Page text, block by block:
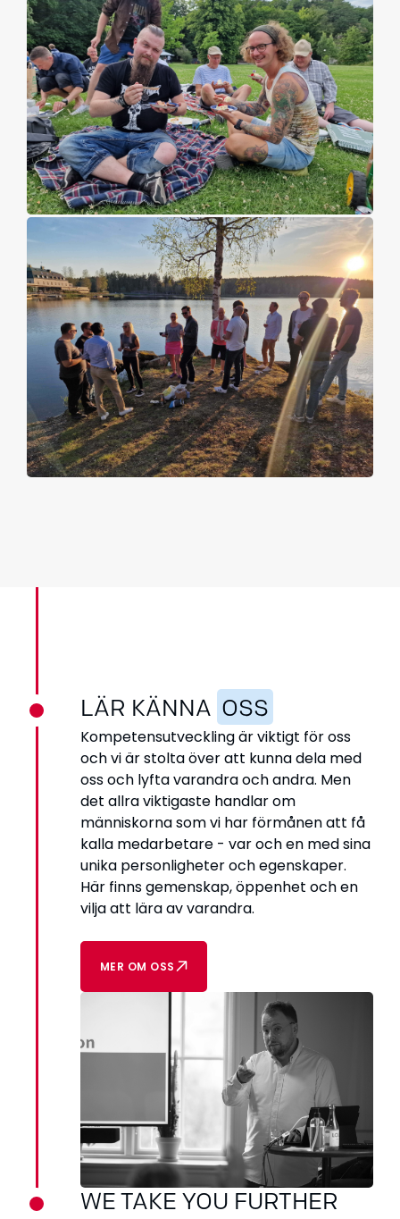
LÄR KÄNNA OSS
Kompetensutveckling är viktigt för oss
och vi är stolta över att kunna dela med
oss och lyfta varandra och andra. Men
det allra viktigaste handlar om
människorna som vi har förmånen att få
kalla medarbetare - var och en med sina
unika personligheter och egenskaper.
Här finns gemenskap, öppenhet och en
vilja att lära av varandra.
MER OM OSS
WE TAKE YOU FURTHER